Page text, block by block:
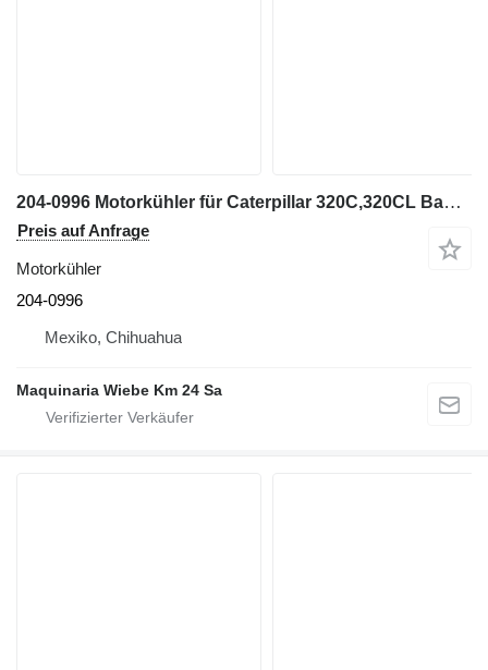
204-0996 Motorkühler für Caterpillar 320C,320CL Bagger
Preis auf Anfrage
Motorkühler
204-0996
Mexiko, Chihuahua
Maquinaria Wiebe Km 24 Sa